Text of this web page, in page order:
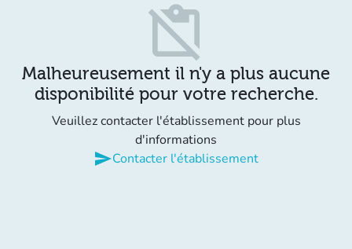
content_paste_off
Malheureusement il n'y a plus aucune
disponibilité pour votre recherche.
Veuillez contacter l'établissement pour plus
d'informations
sendContacter l'établissement